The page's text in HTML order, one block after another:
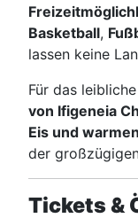
Basketball,
lassen keine
Für das
von Ifigeneia
Eis und
der
Tickets &